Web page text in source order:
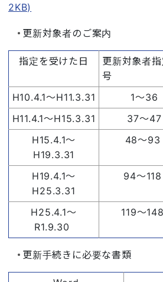
2KB)
更新対象者のご案内
指定を受けた日
更新対象者
号
H10.4.1～H11.3.31
1～36
H11.4.1～H15.3.31
37～47
H15.4.1～
H19.3.31
48～93
H19.4.1～
H25.3.31
94～118
H25.4.1～
R1.9.30
119～148
更新手続きに必要な書類